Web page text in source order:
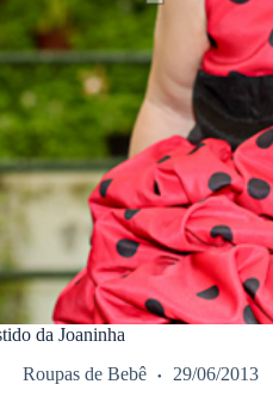
da Joaninha
Roupas de Bebê
29/06/2013